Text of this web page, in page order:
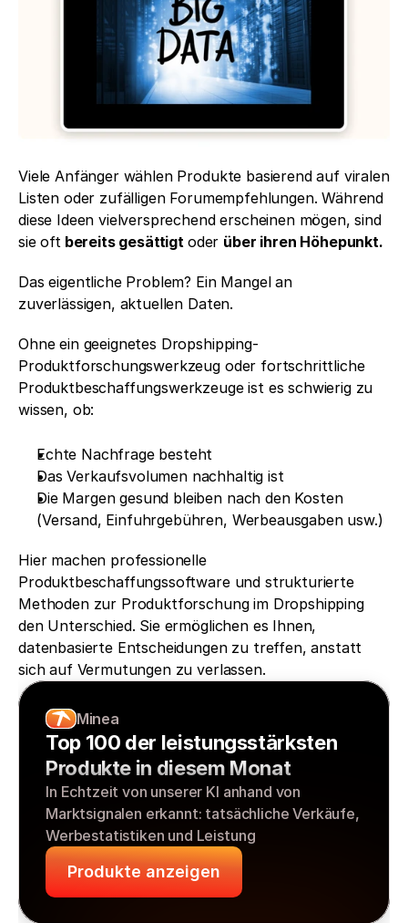
Viele Anfänger wählen Produkte basierend auf viralen
Listen oder zufälligen Forumempfehlungen. Während
diese Ideen vielversprechend erscheinen mögen, sind
sie oft bereits gesättigt oder über ihren Höhepunkt.
Das eigentliche Problem? Ein Mangel an
zuverlässigen, aktuellen Daten.
Ohne ein geeignetes Dropshipping-
Produktforschungswerkzeug oder fortschrittliche
Produktbeschaffungswerkzeuge ist es schwierig zu
wissen, ob:
Echte Nachfrage besteht
Das Verkaufsvolumen nachhaltig ist
Die Margen gesund bleiben nach den Kosten
(Versand, Einfuhrgebühren, Werbeausgaben usw.)
Hier machen professionelle
Produktbeschaffungssoftware und strukturierte
Methoden zur Produktforschung im Dropshipping
den Unterschied. Sie ermöglichen es Ihnen,
datenbasierte Entscheidungen zu treffen, anstatt
sich auf Vermutungen zu verlassen.
Minea
Top 100 der leistungsstärksten
Produkte in diesem Monat
In Echtzeit von unserer KI anhand von
Marktsignalen erkannt: tatsächliche Verkäufe,
Werbestatistiken und Leistung
Produkte anzeigen